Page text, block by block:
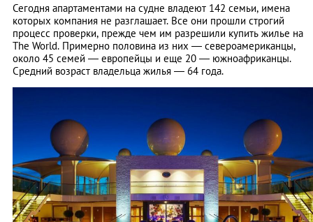
Сегодня апартаментами на судне владеют 142 семьи, имена
которых компания не разглашает. Все они прошли строгий
процесс проверки, прежде чем им разрешили купить жилье на
The World. Примерно половина из них — североамериканцы,
около 45 семей — европейцы и еще 20 — южноафриканцы.
Средний возраст владельца жилья — 64 года.